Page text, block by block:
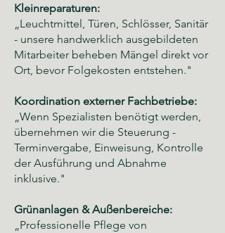
Kleinreparaturen:
„Leuchtmittel, Türen, Schlösser, Sanitär
- unsere handwerklich ausgebildeten
Mitarbeiter beheben Mängel direkt vor
Ort, bevor Folgekosten entstehen."
Koordination externer Fachbetriebe:
„Wenn Spezialisten benötigt werden,
übernehmen wir die Steuerung -
Terminvergabe, Einweisung, Kontrolle
der Ausführung und Abnahme
inklusive."
Grünanlagen & Außenbereiche:
„Professionelle Pflege von